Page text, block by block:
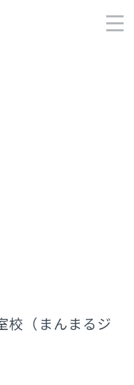
×
校（まんまるジ